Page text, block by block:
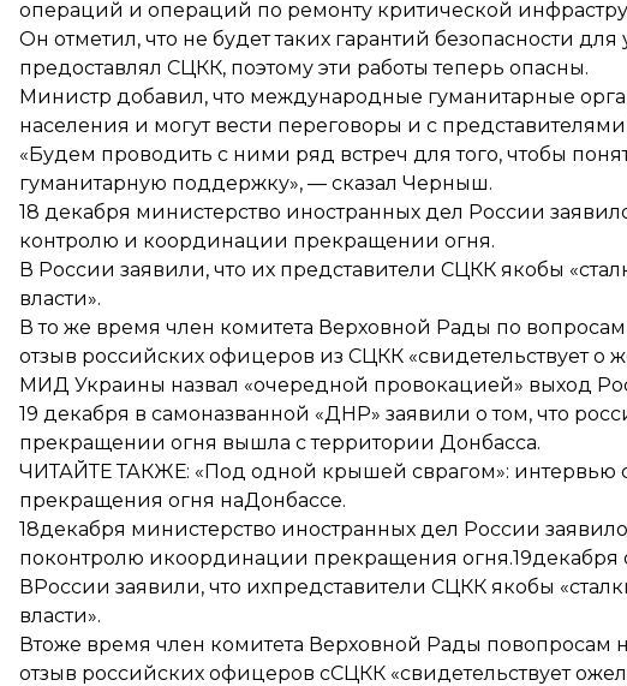
операций и операций по ремонту критической
Он отметил, что не будет таких гарантий безопасности
предоставлял СЦКК, поэтому эти работы теперь опасны.
Министр добавил, что международные гуманитарные
населения и могут вести переговоры и с
«Будем проводить с ними ряд встреч для того, чтобы
гуманитарную поддержку», — сказал Черныш.
18 декабря министерство иностранных дел России
контролю и координации прекращении огня.
В России заявили, что их представители СЦКК якобы
власти».
В то же время член комитета Верховной Рады по
отзыв российских офицеров из СЦКК «свидетельствует
МИД Украины назвал «очередной провокацией» выход
19 декабря в самоназванной «ДНР» заявили о том, что
прекращении огня вышла с территории Донбасса.
ЧИТАЙТЕ ТАКЖЕ: «Под одной крышей сврагом»: интервью
прекращения огня наДонбассе.
18декабря министерство иностранных дел России
поконтролю икоординации прекращения огня
ВРоссии заявили, что ихпредставители СЦКК якобы
власти».
Втоже время член комитета Верховной Рады повопросам
отзыв российских офицеров сСЦКК «свидетельствует